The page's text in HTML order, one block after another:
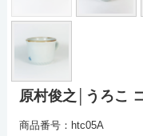
原村俊之│うろこ
商品番号：htc05A